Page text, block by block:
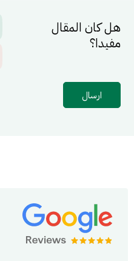
هل كان المقال
مفيدا؟
ارسال